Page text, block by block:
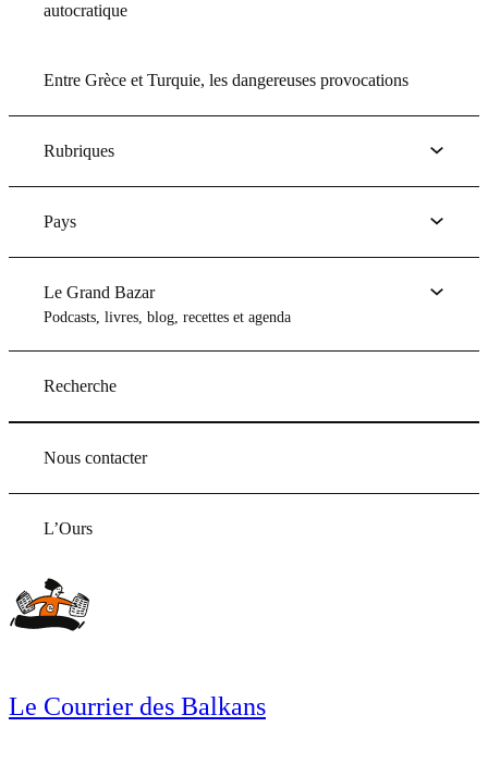
autocratique
Entre Grèce et Turquie, les dangereuses provocations
Rubriques
Pays
Le Grand Bazar
Podcasts, livres, blog, recettes et agenda
Recherche
Nous contacter
L’Ours
Le Courrier des Balkans